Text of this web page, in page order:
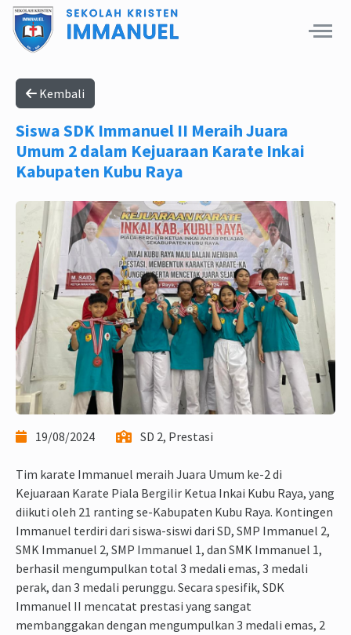
Kembali
Siswa SDK Immanuel II Meraih Juara
Umum 2 dalam Kejuaraan Karate Inkai
Kabupaten Kubu Raya
19/08/2024 SD 2, Prestasi
Tim karate Immanuel meraih Juara Umum ke-2 di
Kejuaraan Karate Piala Bergilir Ketua Inkai Kubu Raya, yang
diikuti oleh 21 ranting se-Kabupaten Kubu Raya. Kontingen
Immanuel terdiri dari siswa-siswi dari SD, SMP Immanuel 2,
SMK Immanuel 2, SMP Immanuel 1, dan SMK Immanuel 1,
berhasil mengumpulkan total 3 medali emas, 3 medali
perak, dan 3 medali perunggu. Secara spesifik, SDK
Immanuel II mencatat prestasi yang sangat
membanggakan dengan mengumpulkan 3 medali emas, 2